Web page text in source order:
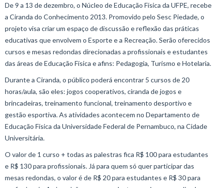
De 9 a 13 de dezembro, o Núcleo de Educação Física da UFPE, recebe
a Ciranda do Conhecimento 2013. Promovido pelo Sesc Piedade, o
projeto visa criar um espaço de discussão e reflexão das práticas
educativas que envolvem o Esporte e a Recreação. Serão oferecidos
cursos e mesas redondas direcionadas a profissionais e estudantes
das áreas de Educação Física e afins: Pedagogia, Turismo e Hotelaria.
Durante a Ciranda, o público poderá encontrar 5 cursos de 20
horas/aula, são eles: jogos cooperativos, ciranda de jogos e
brincadeiras, treinamento funcional, treinamento desportivo e
gestão esportiva. As atividades acontecem no Departamento de
Educação Física da Universidade Federal de Pernambuco, na Cidade
Universitária.
O valor de 1 curso + todas as palestras fica R$ 100 para estudantes
e R$ 130 para profissionais. Já para quem só quer participar das
mesas redondas, o valor é de R$ 20 para estudantes e R$ 30 para